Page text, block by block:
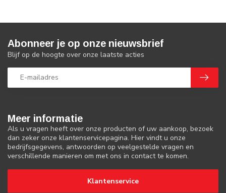
Meer informatie
Als u vragen heeft over onze producten of uw aankoop, bezoek
dan zeker onze klantenservicepagina. Hier vindt u onze
bedrijfsgegevens, antwoorden op veelgestelde vragen en
verschillende manieren om met ons in contact te komen.
Klantenservice
Abonneer je op onze nieuwsbrief
Blijf op de hoogte over onze laatste acties